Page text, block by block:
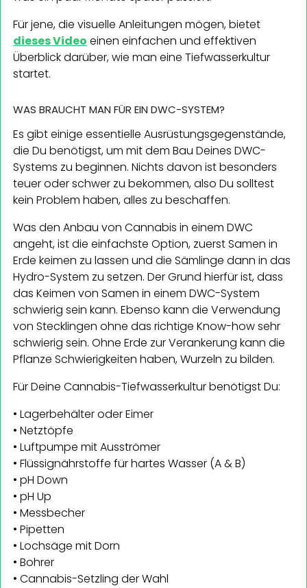
Für jene, die visuelle Anleitungen mögen, bietet
dieses Video einen einfachen und effektiven
Überblick darüber, wie man eine Tiefwasserkultur
startet.
WAS BRAUCHT MAN FÜR EIN DWC-SYSTEM?
Es gibt einige essentielle Ausrüstungsgegenstände,
die Du benötigst, um mit dem Bau Deines DWC-
Systems zu beginnen. Nichts davon ist besonders
teuer oder schwer zu bekommen, also Du solltest
kein Problem haben, alles zu beschaffen.
Was den Anbau von Cannabis in einem DWC
angeht, ist die einfachste Option, zuerst Samen in
Erde keimen zu lassen und die Sämlinge dann in das
Hydro-System zu setzen. Der Grund hierfür ist, dass
das Keimen von Samen in einem DWC-System
schwierig sein kann. Ebenso kann die Verwendung
von Stecklingen ohne das richtige Know-how sehr
schwierig sein. Ohne Erde zur Verankerung kann die
Pflanze Schwierigkeiten haben, Wurzeln zu bilden.
Für Deine Cannabis-Tiefwasserkultur benötigst Du:
• Lagerbehälter oder Eimer
• Netztöpfe
• Luftpumpe mit Ausströmer
• Flüssignährstoffe für hartes Wasser (A & B)
• pH Down
• pH Up
• Messbecher
• Pipetten
• Lochsäge mit Dorn
• Bohrer
• Cannabis-Setzling der Wahl